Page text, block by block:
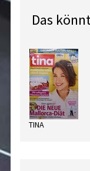
Das
TINA